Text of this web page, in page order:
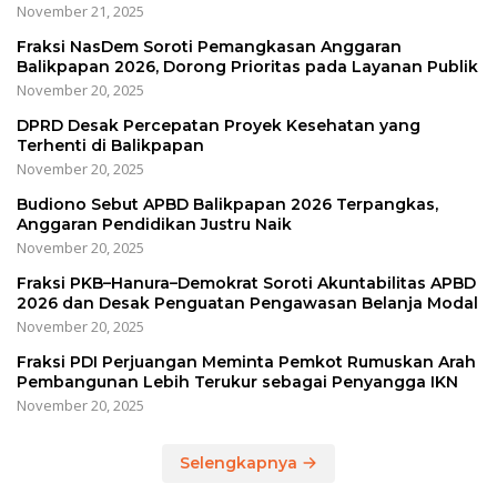
November 21, 2025
Fraksi NasDem Soroti Pemangkasan Anggaran
Balikpapan 2026, Dorong Prioritas pada Layanan Publik
November 20, 2025
DPRD Desak Percepatan Proyek Kesehatan yang
Terhenti di Balikpapan
November 20, 2025
Budiono Sebut APBD Balikpapan 2026 Terpangkas,
Anggaran Pendidikan Justru Naik
November 20, 2025
Fraksi PKB–Hanura–Demokrat Soroti Akuntabilitas APBD
2026 dan Desak Penguatan Pengawasan Belanja Modal
November 20, 2025
Fraksi PDI Perjuangan Meminta Pemkot Rumuskan Arah
Pembangunan Lebih Terukur sebagai Penyangga IKN
November 20, 2025
Selengkapnya